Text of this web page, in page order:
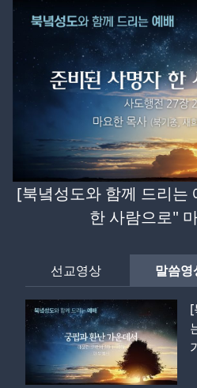
[북녘성도와 함께 드리는
한 사람으로"
선교영상 말씀영
[